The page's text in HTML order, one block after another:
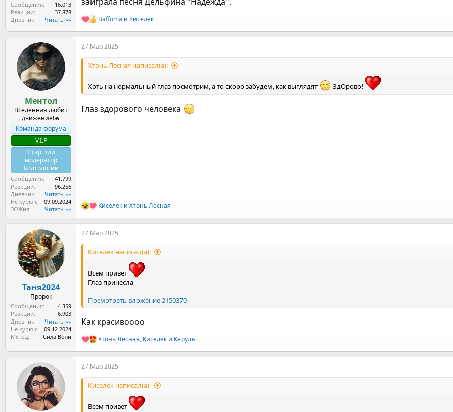
Сообщения
16.013
Реакции
37.878
Дневник
Читать »»
Р
е
а
к
Baffoma и Киселёк
Ментол
Вселенная любит
движение!🔥
Команда форума
V.I.P
Старший
модератор
Болтологии
Сообщения
41.799
Реакции
96.256
Дневник
Читать »»
Не курю с
09.09.2024
ЗОЖня
Читать »»
27 Мар 2025
Хтонь Лесная написал(а):
Хоть на нормальный глаз посмотрим, а то скоро забудем, как выглядят ЗдОрово!
Глаз здорового человека
Р
е
а
к
Киселёк и Хтонь Лесная
Таня2024
Пророк
Сообщения
4.359
Реакции
6.903
Дневник
Читать »»
Не курю с
09.12.2024
Метод
Сила Воли
27 Мар 2025
Киселёк написал(а):
Всем привет
Глаз принесла
Посмотреть вложение 2150370
Как красивоооо
Р
е
а
к
Хтонь Лесная, Киселёк и Керулъ
27 Мар 2025
Киселёк написал(а):
Всем привет